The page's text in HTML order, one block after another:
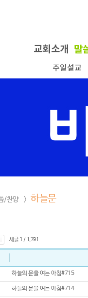
/찬양 > 하늘문
새글1 / 1,791
하늘의 문을 여는 아침#715
하늘의 문을 여는 아침#714